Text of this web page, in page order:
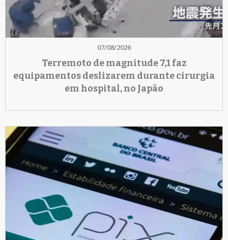
07/08/2026
Terremoto de magnitude 7,1 faz
equipamentos deslizarem durante cirurgia
em hospital, no Japão